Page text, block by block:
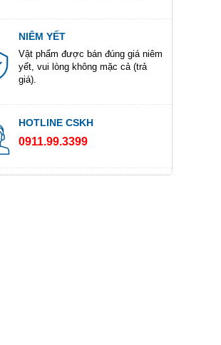
NIÊM YẾT
Vật phẩm được bán đúng giá niêm
yết, vui lòng không mặc cả (trả
giá).
HOTLINE CSKH
0911.99.3399